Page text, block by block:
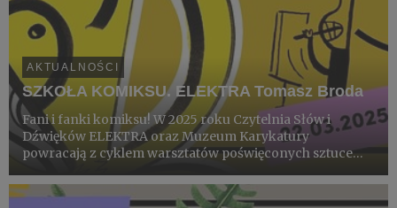
AKTUALNOŚCI
SZKOŁA KOMIKSU. ELEKTRA Tomasz Broda
Fani i fanki komiksu! W 2025 roku Czytelnia Słów i
Dźwięków ELEKTRA oraz Muzeum Karykatury
powracają z cyklem warsztatów poświęconych sztuce